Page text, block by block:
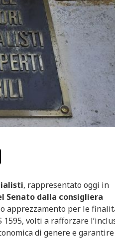
, rappresentato oggi in
Senato dalla consigliera
apprezzamento per le
1595, volti a rafforzare
di genere e